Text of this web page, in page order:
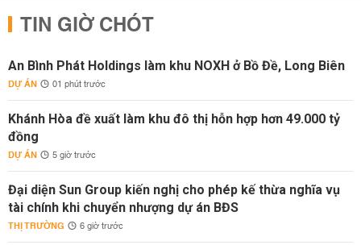
TIN GIỜ CHÓT
An Bình Phát Holdings làm khu NOXH ở Bồ Đề, Long Biên
DỰ ÁN 01 phút trước
Khánh Hòa đề xuất làm khu đô thị hỗn hợp hơn 49.000 tỷ
đồng
DỰ ÁN 5 giờ trước
Đại diện Sun Group kiến nghị cho phép kế thừa nghĩa vụ
tài chính khi chuyển nhượng dự án BĐS
THỊ TRƯỜNG 6 giờ trước